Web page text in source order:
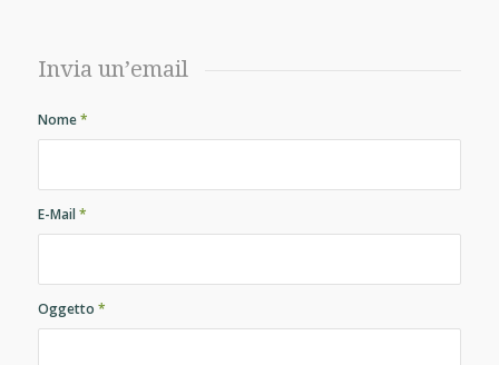
Invia un’email
Nome*
E-Mail *
Oggetto *